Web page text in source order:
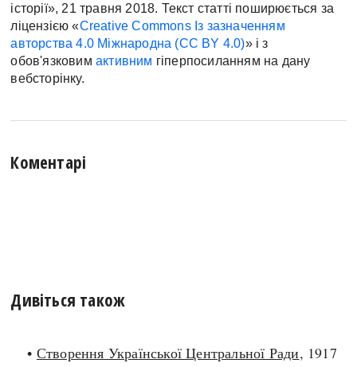
історії», 21 травня 2018. Текст статті поширюється за
ліцензією «Creative Commons Із зазначенням
авторства 4.0 Міжнародна (CC BY 4.0)» і з
обов'язковимактивним гіперпосиланням на дану
вебсторінку.
Коментарі
Дивіться також
• Створення Української Центральної Ради, 1917